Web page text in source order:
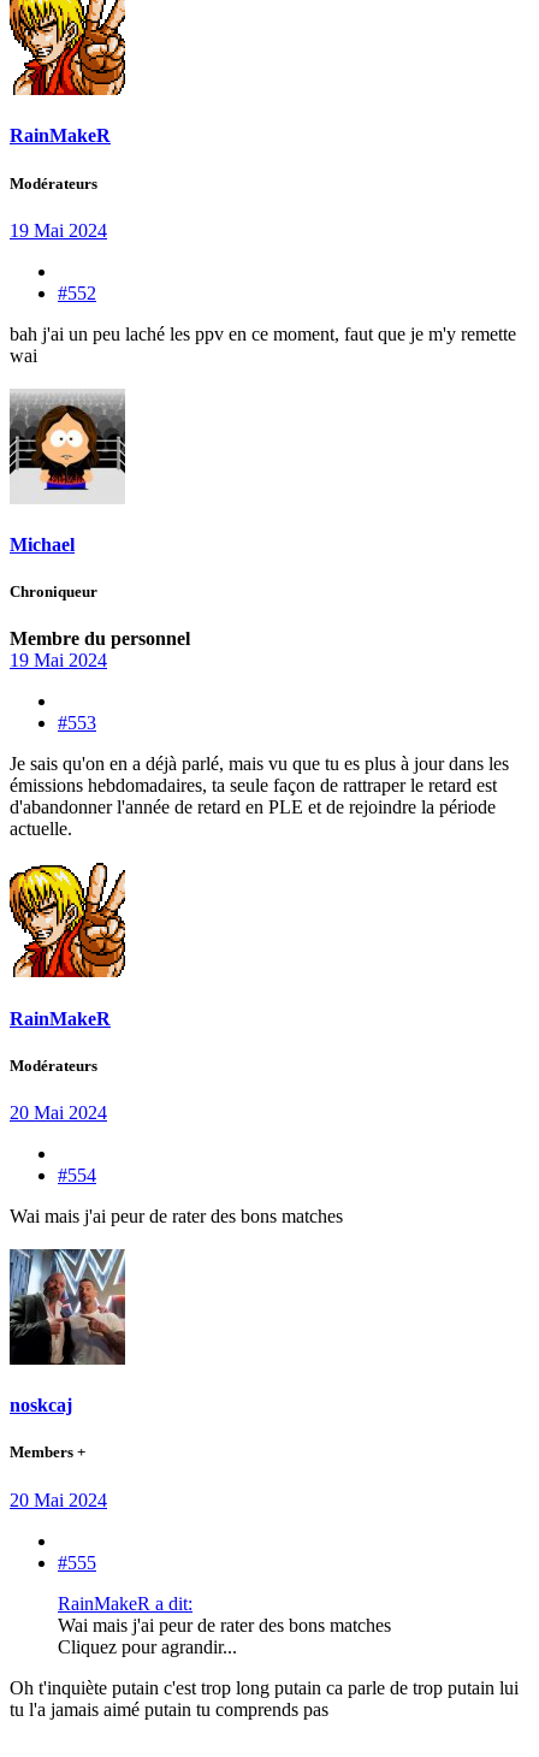
RainMakeR
Modérateurs
19 Mai 2024
#552
bah j'ai un peu laché les ppv en ce moment, faut que je m'y remette
wai
Michael
Chroniqueur
Membre du personnel
19 Mai 2024
#553
Je sais qu'on en a déjà parlé, mais vu que tu es plus à jour dans les
émissions hebdomadaires, ta seule façon de rattraper le retard est
d'abandonner l'année de retard en PLE et de rejoindre la période
actuelle.
RainMakeR
Modérateurs
20 Mai 2024
#554
Wai mais j'ai peur de rater des bons matches
noskcaj
Members +
20 Mai 2024
#555
RainMakeR a dit:
Wai mais j'ai peur de rater des bons matches
Cliquez pour agrandir...
Oh t'inquiète putain c'est trop long putain ca parle de trop putain lui
tu l'a jamais aimé putain tu comprends pas